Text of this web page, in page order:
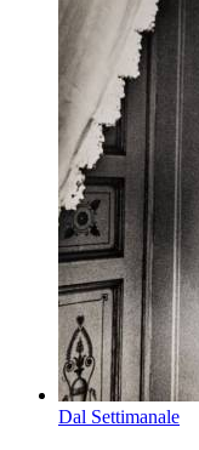
Dal Settimanale